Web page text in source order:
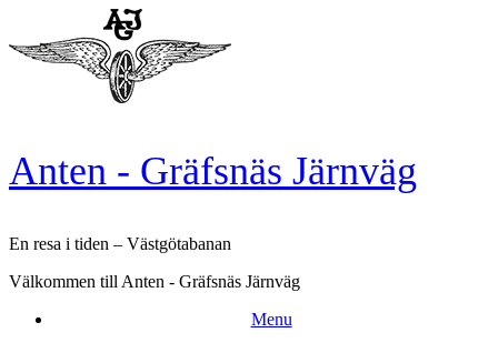
content
Anten - Gräfsnäs Järnväg
En resa i tiden – Västgötabanan
Välkommen till Anten - Gräfsnäs Järnväg
Menu